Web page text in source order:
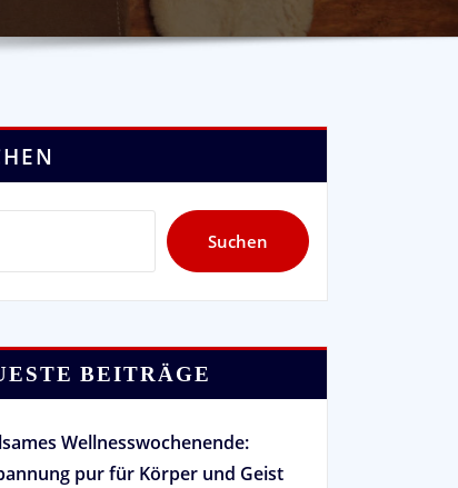
Suchen
BEITRÄGE
Wellnesswochenende:
pur für Körper und Geist